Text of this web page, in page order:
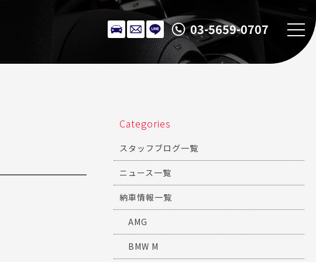
03-5659-0707
Categories
スタッフブログ一覧
ニュース一覧
納車情報一覧
AMG
BMW M